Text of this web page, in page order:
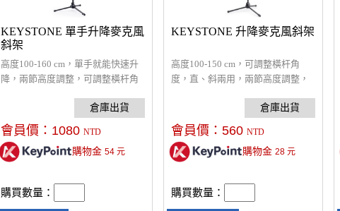
KEYSTONE 單手升降麥克風
斜架
高度100-160 cm，單手就能快速升
降，兩節高度調整，可調整橫杆角
納，穩定不易倒，鋁合金腳管，耐
重耐壓。
會員價： 1080 NTD
購物金 54元
購買數量：
KEYSTONE 升降麥克風斜架
高度100-150 cm，可調整橫杆角
度，直、斜兩用，兩節高度調整，
鋁合金腳管，耐重耐壓。
會員價： 560 NTD
購物金 28元
購買數量：